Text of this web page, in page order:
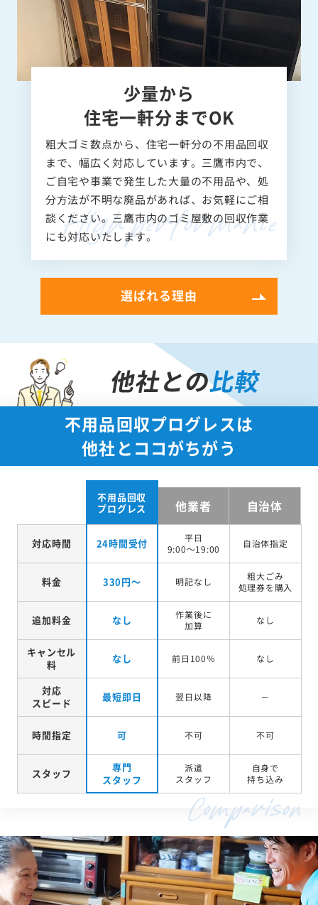
少量から
住宅一軒分までOK
粗大ゴミ数点から、住宅一軒分の不用品回収
まで、幅広く対応しています。三鷹市内で、
ご自宅や事業で発生した大量の不用品や、処
分方法が不明な廃品があれば、お気軽にご相
談ください。三鷹市内のゴミ屋敷の回収作業
にも対応いたします。
選ばれる理由
他社との比較
不用品回収プログレスは
他社とココがちがう
不用品回収
プログレス
他業者 自治体
対応時間 24時間受付
平日
9:00～19:00
自治体指定
料金 330円～ 明記なし
粗大ごみ
処理券を購入
追加料金 なし
作業後に
加算
なし
キャンセル
料
なし 前日100％ なし
対応
スピード
最短即日 翌日以降 －
時間指定 可 不可 不可
スタッフ
専門
スタッフ
派遣
スタッフ
自身で
持ち込み